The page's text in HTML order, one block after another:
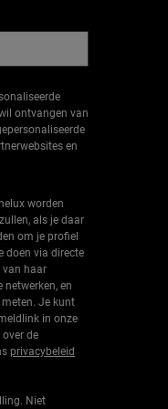
ontvangen van
en
worden
als je daar
om je profiel
doen via directe
van haar
en
Je kunt
in onze
de
privacybeleid
Niet